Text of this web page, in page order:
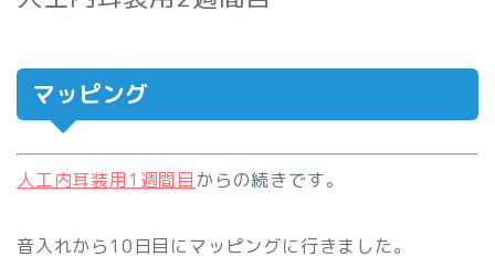
マッピング
人工内耳装用1週間目 からの続きです。
音入れから10日目にマッピングに行きました。